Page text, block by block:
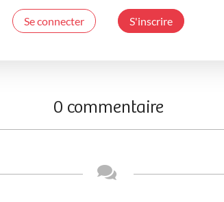
Se connecter S'inscrire
0 commentaire